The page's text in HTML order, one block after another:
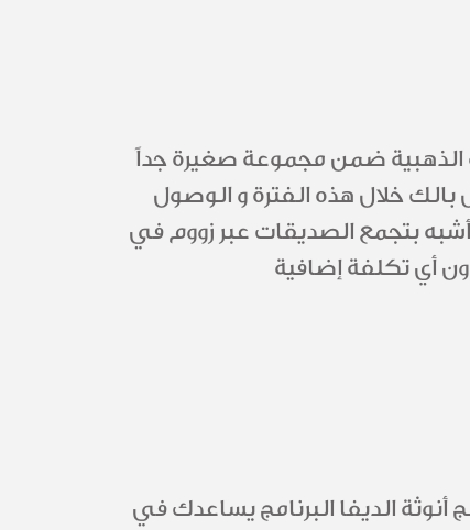
ضمن مجموعة صغيرة جداً
خلال هذه الفترة و الوصول
بتجمع الصديقات عبر زووم في
أي تكلفة إضافية
3 سنوات في برنامج أنوثة الديفا البرنامج يساعدك في